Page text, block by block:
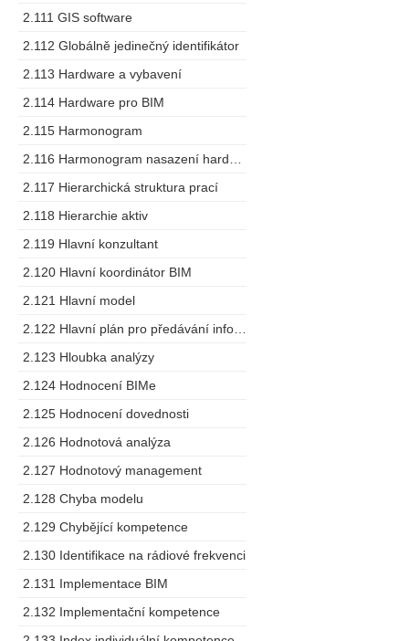
2.111 GIS software
2.112 Globálně jedinečný identifikátor
2.113 Hardware a vybavení
2.114 Hardware pro BIM
2.115 Harmonogram
2.117 Hierarchická struktura prací
2.118 Hierarchie aktiv
2.119 Hlavní konzultant
2.120 Hlavní koordinátor BIM
2.121 Hlavní model
2.123 Hloubka analýzy
2.124 Hodnocení BIMe
2.125 Hodnocení dovednosti
2.126 Hodnotová analýza
2.127 Hodnotový management
2.128 Chyba modelu
2.129 Chybějící kompetence
2.130 Identifikace na rádiové frekvenci
2.131 Implementace BIM
2.132 Implementační kompetence